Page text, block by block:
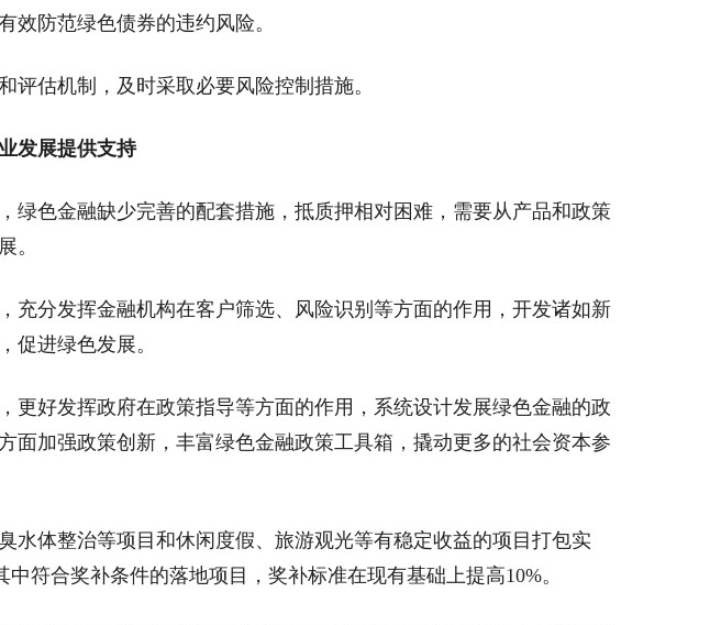
效防范绿色债券的违约风险。
估机制，及时采取必要风险控制措施。
发展提供支持
色金融缺少完善的配套措施，抵质押相对困难，需要从产品和政策
。
分发挥金融机构在客户筛选、风险识别等方面的作用，开发诸如新
促进绿色发展。
好发挥政府在政策指导等方面的作用，系统设计发展绿色金融的政
面加强政策创新，丰富绿色金融政策工具箱，撬动更多的社会资本参
体整治等项目和休闲度假、旅游观光等有稳定收益的项目打包实
符合奖补条件的落地项目，奖补标准在现有基础上提高10%。